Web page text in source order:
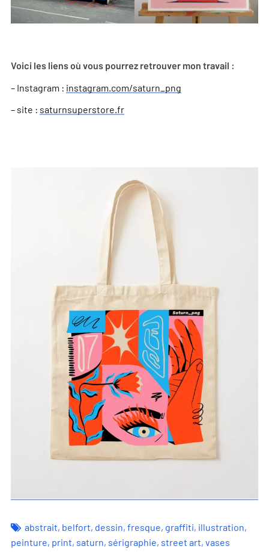
Voici les liens où vous pourrez retrouver mon travail :
– Instagram : instagram.com/saturn_png
– site : saturnsuperstore.fr
abstrait, belfort, dessin,fresque, graffiti, illustration,
peinture, print, saturn, sérigraphie, street art, vases